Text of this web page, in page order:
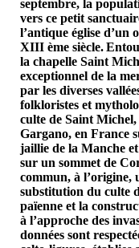
septembre, la
vers ce petit
l’antique église d’un
XIII ème siècle.
la chapelle Saint
exceptionnel de la
par les diverses
folkloristes et
culte de Saint
Gargano, en France
jaillie de la Manche
sur un sommet de
commun, à l’origine,
substitution du culte
païenne et la
à l’approche des
données sont